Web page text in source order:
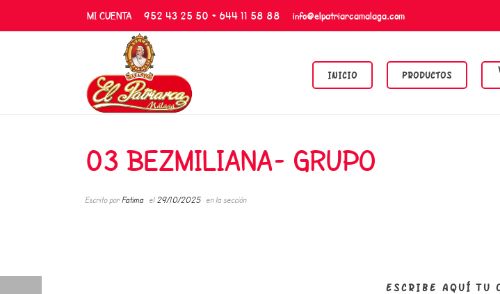
MI CUENTA 952 43 25 50 - 644 11 58 88 info@elpatriarcamalaga.com
INICIO PRODUCTOS
03 BEZMILIANA- GRUPO
Escrito porFatima el 29/10/2025 en la sección
ESCRIBE AQUÍ TU